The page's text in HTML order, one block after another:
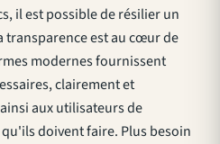
il est possible de résilier un
transparence est au cœur de
modernes fournissent
clairement et
aux utilisateurs de
doivent faire. Plus besoin